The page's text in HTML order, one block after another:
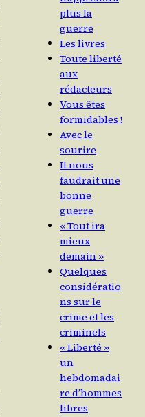
plus la
guerre
Les livres
Toute liberté
aux
rédacteurs
Vous êtes
formidables !
Avec le
sourire
Il nous
faudrait une
bonne
guerre
« Tout ira
mieux
demain »
Quelques
considératio
ns sur le
crime et les
criminels
« Liberté »
un
hebdomadai
re d’hommes
libres